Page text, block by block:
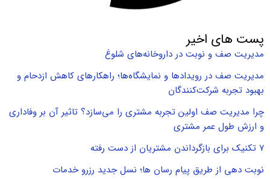
پست های اخیر
مدیریت صف و نوبت در داروخانه‌های شلوغ
مدیریت صف در رویدادها و نمایشگاه‌ها؛ راهکارهای کاهش ازدحام و
بهبود تجربه شرکت‌کنندگان
چرا مدیریت صف اولین تجربه مشتری را می‌سازد؟ تاثیر آن بر وفاداری
و ارزش طول عمر مشتری
۷ تکنیک برای بازگرداندن مشتریان از دست رفته
نوبت دهی از طریق پیام رسان ها؛ نسل جدید رزرو خدمات